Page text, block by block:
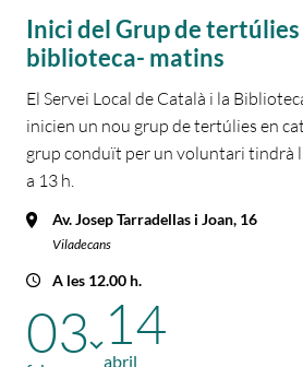
Inici del Grup de tertúlies
biblioteca- matins
El Servei Local de Català i la
inicien un nou grup de tertúlies en
grup conduït per un voluntari tindrà
a 13 h.
Av. Josep Tarradellas i Joan, 16
Viladecans
A les 12.00 h.
03 14
abril